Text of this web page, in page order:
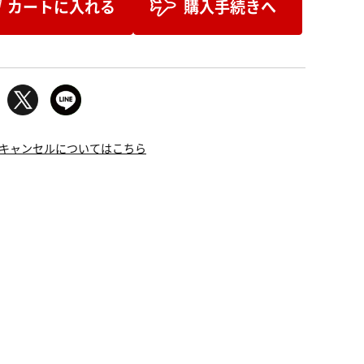
カートに入れる 購入手続きへ
ャンセルについてはこちら